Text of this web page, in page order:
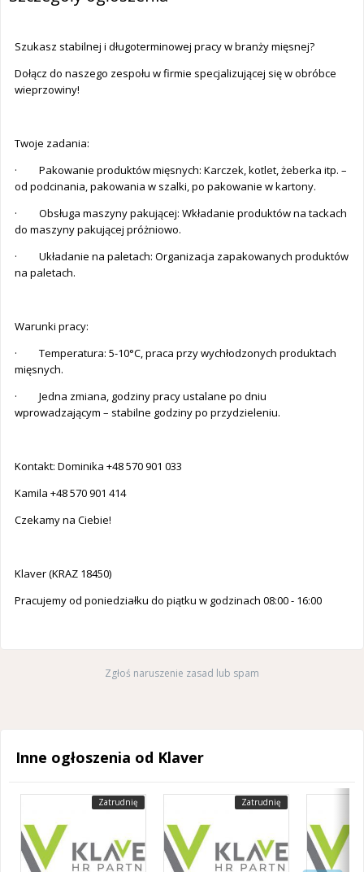
Szukasz stabilnej i długoterminowej pracy w branży mięsnej?
Dołącz do naszego zespołu w firmie specjalizującej się w obróbce
wieprzowiny!
Twoje zadania:
· Pakowanie produktów mięsnych: Karczek, kotlet, żeberka itp. –
od podcinania, pakowania w szalki, po pakowanie w kartony.
· Obsługa maszyny pakującej: Wkładanie produktów na tackach
do maszyny pakującej próżniowo.
· Układanie na paletach: Organizacja zapakowanych produktów
na paletach.
Warunki pracy:
· Temperatura: 5-10°C, praca przy wychłodzonych produktach
mięsnych.
· Jedna zmiana, godziny pracy ustalane po dniu
wprowadzającym – stabilne godziny po przydzieleniu.
Kontakt: Dominika +48 570 901 033
Kamila +48 570 901 414
Czekamy na Ciebie!
Klaver (KRAZ 18450)
Pracujemy od poniedziałku do piątku w godzinach 08:00 - 16:00
Zgłoś naruszenie zasad lub spam
Inne ogłoszenia od Klaver
Zatrudnię Zatrudnię